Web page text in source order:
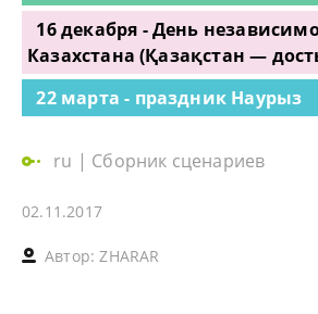
16 декабря - День
Казахстана (Қазақстан —
22 марта - праздник Наурыз
ru | Сборник сценариев
02.11.2017
Автор:ZHARAR